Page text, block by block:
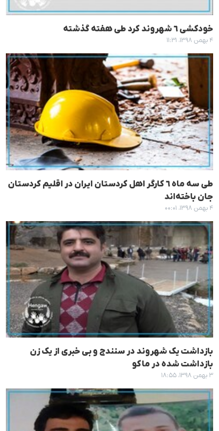
خودکشی ٦ شهروند کرد طی هفتە گذشتە
۴ بهمن ۱۳۹۸، ۱۱:۳۱
طی سە ماه ٦ کارگر اهل کردستان ایران در اقلیم کردستان
جان باختەاند
۴ بهمن ۱۳۹۸، ۰۰:۰۱
بازداشت یک شهروند در سنندج و بی خبری از یک زن
بازداشت شدە در ماکو
۳ بهمن ۱۳۹۸، ۱۸:۵۵